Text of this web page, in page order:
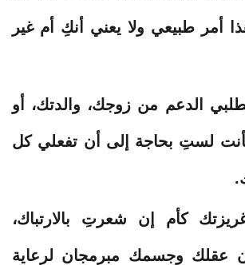
أمر طبيعي ولا يعني أنكِ أم غير
الدعم من زوجك، والدتك، أو
لستِ بحاجة إلى أن تفعلي كل
كأم إن شعرتِ بالارتباك،
عقلك وجسمك مبرمجان لرعاية